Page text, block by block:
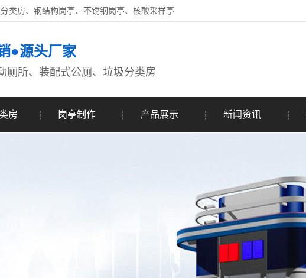
类房、钢结构岗亭、不锈钢岗亭、核酸采样亭
●源头厂家
厕所、装配式公厕、垃圾分类房
房 岗亭制作 产品展示 新闻资讯